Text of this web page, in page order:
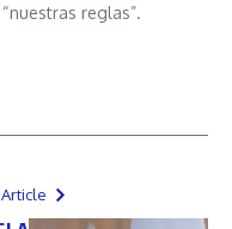
reglas”.